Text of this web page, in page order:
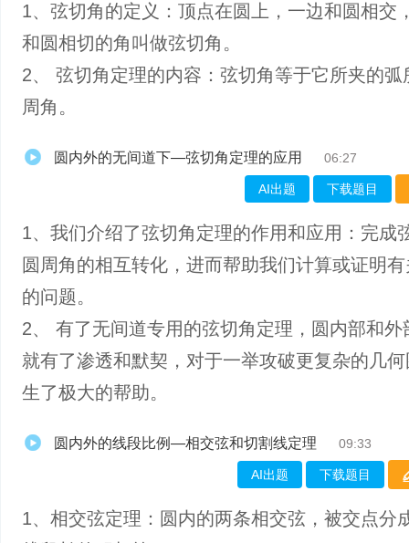
1、弦切角的定义：顶点在圆上，一边和圆相交
和圆相切的角叫做弦切角。
2、 弦切角定理的内容：弦切角等于它所夹的弧
周角。
圆内外的无间道下—弦切角定理的应用 06:27
AI出题 下载题目
1、我们介绍了弦切角定理的作用和应用：完成
圆周角的相互转化，进而帮助我们计算或证明
的问题。
2、 有了无间道专用的弦切角定理，圆内部和外
就有了渗透和默契，对于一举攻破更复杂的几
生了极大的帮助。
圆内外的线段比例—相交弦和切割线定理 09:33
AI出题 下载题目
1、相交弦定理：圆内的两条相交弦，被交点分